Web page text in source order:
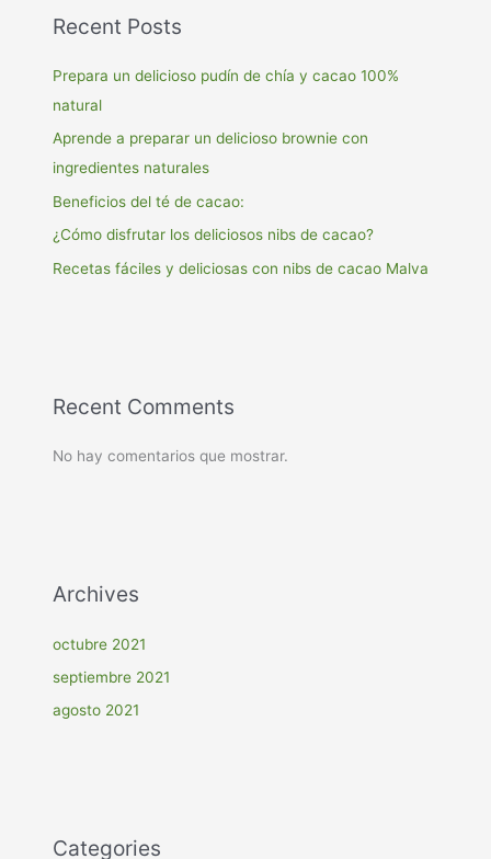
Recent Posts
Prepara un delicioso pudín de chía y cacao 100%
natural
Aprende a preparar un delicioso brownie con
ingredientes naturales
Beneficios del té de cacao:
¿Cómo disfrutar los deliciosos nibs de cacao?
Recetas fáciles y deliciosas con nibs de cacao Malva
Recent Comments
No hay comentarios que mostrar.
Archives
octubre 2021
septiembre 2021
agosto 2021
Categories